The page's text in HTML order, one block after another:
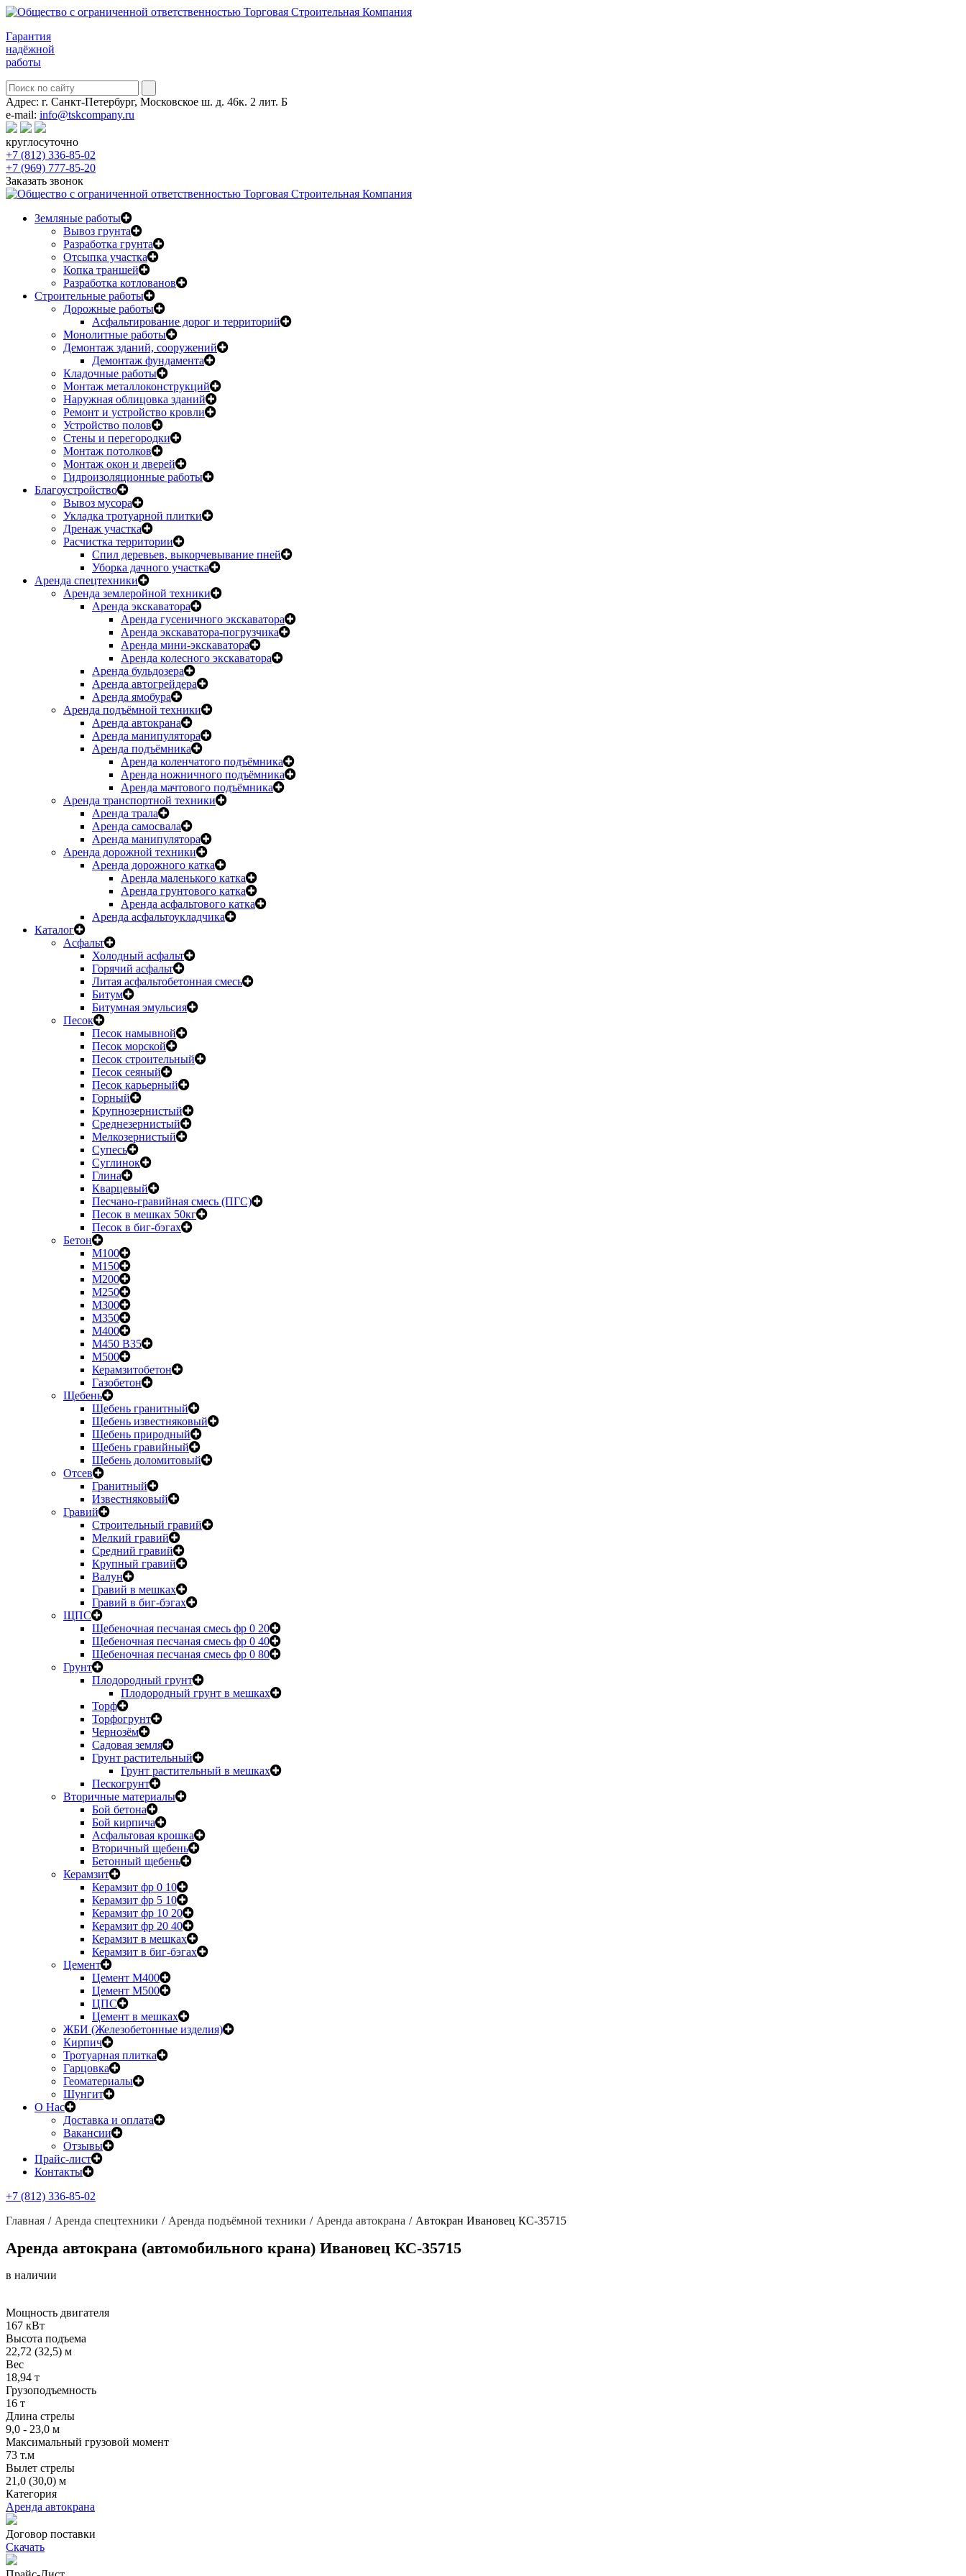
Гарантия
надёжной
работы
Адрес: г. Санкт-Петербург, Московское ш. д. 46к. 2 лит. Б
e-mail: info@tskcompany.ru
круглосуточно
+7 (812) 336-85-02
+7 (969) 777-85-20
Заказать звонок
Земляные работы
Вывоз грунта
Разработка грунта
Отсыпка участка
Копка траншей
Разработка котлованов
Строительные работы
Дорожные работы
Асфальтирование дорог и территорий
Монолитные работы
Демонтаж зданий, сооружений
Демонтаж фундамента
Кладочные работы
Монтаж металлоконструкций
Наружная облицовка зданий
Ремонт и устройство кровли
Устройство полов
Стены и перегородки
Монтаж потолков
Монтаж окон и дверей
Гидроизоляционные работы
Благоустройство
Вывоз мусора
Укладка тротуарной плитки
Дренаж участка
Расчистка территории
Спил деревьев, выкорчевывание пней
Уборка дачного участка
Аренда спецтехники
Аренда землеройной техники
Аренда экскаватора
Аренда гусеничного экскаватора
Аренда экскаватора-погрузчика
Аренда мини-экскаватора
Аренда колесного экскаватора
Аренда бульдозера
Аренда автогрейдера
Аренда ямобура
Аренда подъёмной техники
Аренда автокрана
Аренда манипулятора
Аренда подъёмника
Аренда коленчатого подъёмника
Аренда ножничного подъёмника
Аренда мачтового подъёмника
Аренда транспортной техники
Аренда трала
Аренда самосвала
Аренда манипулятора
Аренда дорожной техники
Аренда дорожного катка
Аренда маленького катка
Аренда грунтового катка
Аренда асфальтового катка
Аренда асфальтоукладчика
Каталог
Асфальт
Холодный асфальт
Горячий асфальт
Литая асфальтобетонная смесь
Битум
Битумная эмульсия
Песок
Песок намывной
Песок морской
Песок строительный
Песок сеяный
Песок карьерный
Горный
Крупнозернистый
Среднезернистый
Мелкозернистый
Супесь
Суглинок
Глина
Кварцевый
Песчано-гравийная смесь (ПГС)
Песок в мешках 50кг
Песок в биг-бэгах
Бетон
М100
М150
М200
М250
М300
М350
М400
М450 B35
М500
Керамзитобетон
Газобетон
Щебень
Щебень гранитный
Щебень известняковый
Щебень природный
Щебень гравийный
Щебень доломитовый
Отсев
Гранитный
Известняковый
Гравий
Строительный гравий
Мелкий гравий
Средний гравий
Крупный гравий
Валун
Гравий в мешках
Гравий в биг-бэгах
ЩПС
Щебеночная песчаная смесь фр 0 20
Щебеночная песчаная смесь фр 0 40
Щебеночная песчаная смесь фр 0 80
Грунт
Плодородный грунт
Плодородный грунт в мешках
Торф
Торфогрунт
Чернозём
Садовая земля
Грунт растительный
Грунт растительный в мешках
Пескогрунт
Вторичные материалы
Бой бетона
Бой кирпича
Асфальтовая крошка
Вторичный щебень
Бетонный щебень
Керамзит
Керамзит фр 0 10
Керамзит фр 5 10
Керамзит фр 10 20
Керамзит фр 20 40
Керамзит в мешках
Керамзит в биг-бэгах
Цемент
Цемент М400
Цемент М500
ЦПС
Цемент в мешках
ЖБИ (Железобетонные изделия)
Кирпич
Тротуарная плитка
Гарцовка
Геоматериалы
Шунгит
О Нас
Доставка и оплата
Вакансии
Отзывы
Прайс-лист
Контакты
+7 (812) 336-85-02
Главная
Аренда спецтехники Аренда подъёмной техники Аренда автокрана Автокран Ивановец КС-35715
Аренда автокрана (автомобильного крана) Ивановец КС-35715
в наличии
Мощность двигателя
167 кВт
Высота подъема
22,72 (32,5) м
Вес
18,94 т
Грузоподъемность
16 т
Длина стрелы
9,0 - 23,0 м
Максимальный грузовой момент
73 т.м
Вылет стрелы
21,0 (30,0) м
Категория
Аренда автокрана
Договор поставки
Скачать